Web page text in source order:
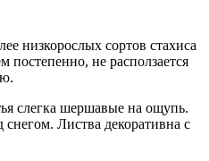
низкорослых сортов стахиса
не расползается
слегка шершавые на ощупь.
Листва декоративна с